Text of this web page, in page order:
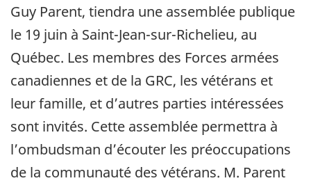
Guy Parent, tiendra une assemblée publique
le 19 juin à Saint-Jean-sur-Richelieu, au
Québec. Les membres des Forces armées
canadiennes et de la GRC, les vétérans et
leur famille, et d’autres parties intéressées
sont invités. Cette assemblée permettra à
l’ombudsman d’écouter les préoccupations
de la communauté des vétérans. M. Parent